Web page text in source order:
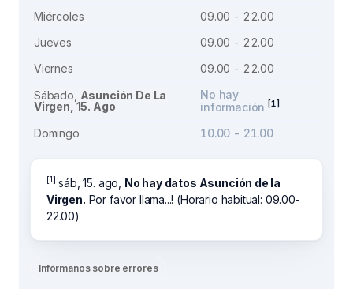
Miércoles
09.00 - 22.00
Jueves
09.00 - 22.00
Viernes
09.00 - 22.00
Sábado, Asunción De La
Virgen, 15. Ago
No hay
información [1]
Domingo 10.00 - 21.00
[1] sáb, 15. ago, No hay datos Asunción de la
Virgen. Por favor llama...! (Horario habitual: 09.00-
22.00)
Infórmanos sobre errores